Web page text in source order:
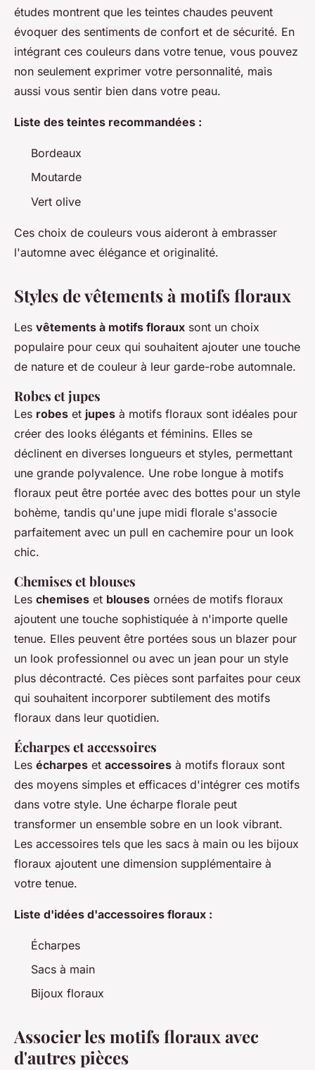
études montrent que les teintes chaudes peuvent
évoquer des sentiments de confort et de sécurité. En
intégrant ces couleurs dans votre tenue, vous pouvez
non seulement exprimer votre personnalité, mais
aussi vous sentir bien dans votre peau.
Liste des teintes recommandées :
Bordeaux
Moutarde
Vert olive
Ces choix de couleurs vous aideront à embrasser
l'automne avec élégance et originalité.
Styles de vêtements à motifs floraux
Les vêtements à motifs floraux sont un choix
populaire pour ceux qui souhaitent ajouter une touche
de nature et de couleur à leur garde-robe automnale.
Robes et jupes
Les robes et jupes à motifs floraux sont idéales pour
créer des looks élégants et féminins. Elles se
déclinent en diverses longueurs et styles, permettant
une grande polyvalence. Une robe longue à motifs
floraux peut être portée avec des bottes pour un style
bohème, tandis qu'une jupe midi florale s'associe
parfaitement avec un pull en cachemire pour un look
chic.
Chemises et blouses
Les chemises et blouses ornées de motifs floraux
ajoutent une touche sophistiquée à n'importe quelle
tenue. Elles peuvent être portées sous un blazer pour
un look professionnel ou avec un jean pour un style
plus décontracté. Ces pièces sont parfaites pour ceux
qui souhaitent incorporer subtilement des motifs
floraux dans leur quotidien.
Écharpes et accessoires
Les écharpes et accessoires à motifs floraux sont
des moyens simples et efficaces d'intégrer ces motifs
dans votre style. Une écharpe florale peut
transformer un ensemble sobre en un look vibrant.
Les accessoires tels que les sacs à main ou les bijoux
floraux ajoutent une dimension supplémentaire à
votre tenue.
Liste d'idées d'accessoires floraux :
Écharpes
Sacs à main
Bijoux floraux
Associer les motifs floraux avec
d'autres pièces